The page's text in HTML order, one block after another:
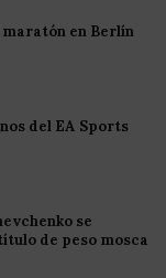
en Berlín
del EA Sports
se
de peso mosca